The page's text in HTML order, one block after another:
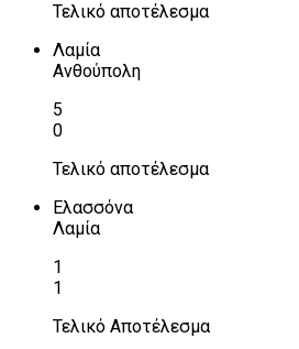
Τελικό αποτέλεσμα
Λαμία
Ανθούπολη
5
0
Τελικό αποτέλεσμα
Ελασσόνα
Λαμία
1
1
Τελικό Αποτέλεσμα